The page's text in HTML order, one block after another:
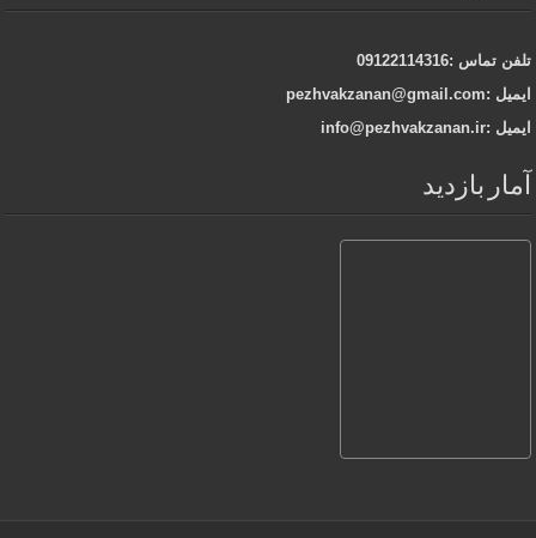
تلفن تماس :09122114316
ایمیل :pezhvakzanan@gmail.com
ایمیل :info@pezhvakzanan.ir
آمار بازدید